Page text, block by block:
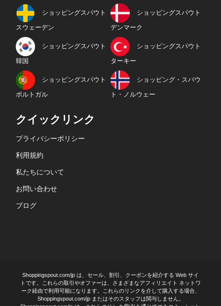
ショッピングスパウト
スウェーデン
ショッピングスパウト
デンマーク
ショッピングスパウト
韓国
ショッピングスパウト
ターキー
ショッピングスパウト
ポルトガル
ショッピング・スパウ
ト・ノルウェー
クイックリンク
プライバシーポリシー
利用規約
私たちについて
お問い合わせ
ブログ
Shoppingspout.com/jp は、セール、割引、クーポンを紹介する Web サイ
トです。これらの取引やオファーは、さまざまなアフィリエイト ネットワ
ーク経由で利用可能になります。これらのリンクを介して購入する場合、
Shoppingspout.com/jp またはそのスタッフは関与しません。